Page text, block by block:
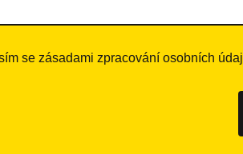
se zásadami zpracování osobních